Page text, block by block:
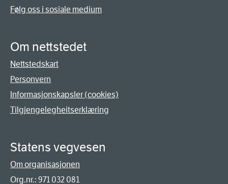
Følg oss i sosiale medium
Om nettstedet
Nettstedskart
Personvern
Informasjonskapsler (cookies)
Tilgjengelegheitserklæring
Statens vegvesen
Om organisasjonen
Org.nr.: 971 032 081